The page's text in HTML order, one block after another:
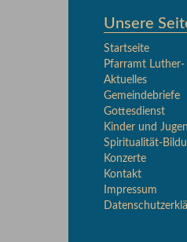
Unsere
Startseite
Pfarramt
Aktuelles
Gemeindebriefe
Gottesdienst
Kinder und
Spiritualität-
Konzerte
Kontakt
Impressum